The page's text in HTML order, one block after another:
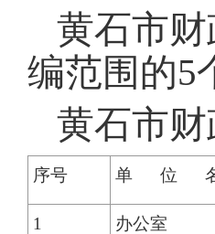
黄石市
编范围的5
黄石市
序号 单 位
1 办公室